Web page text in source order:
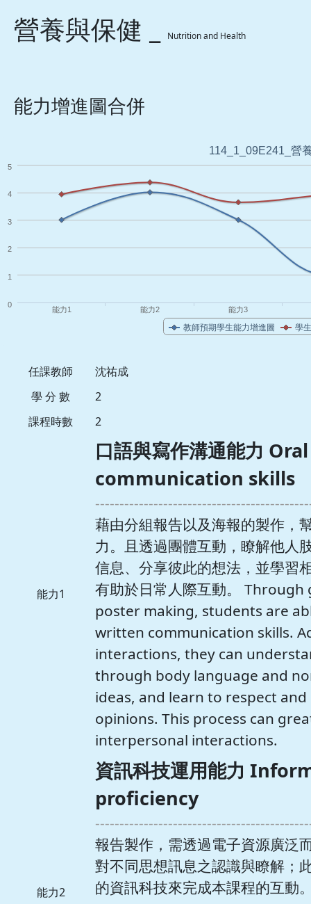
營養與保健 _ Nutrition and Health
能力增進圖合併
任課教師
沈祐成
學 分 數
2
課程時數
2
能力1
口語與寫作溝通能力
communication skills
藉由分組報告以及海報的製作，
力。且透過團體互動，瞭解他人
信息、分享彼此的想法，並學習
有助於日常人際互動。
poster making, students are
written communication skills.
interactions, they can
through body language and
ideas, and learn to respect
opinions. This process can
interpersonal interactions.
能力2
資訊科技運用能力
proficiency
報告製作，需透過電子資源廣泛
對不同思想訊息之認識與瞭解；
的資訊科技來完成本課程的互